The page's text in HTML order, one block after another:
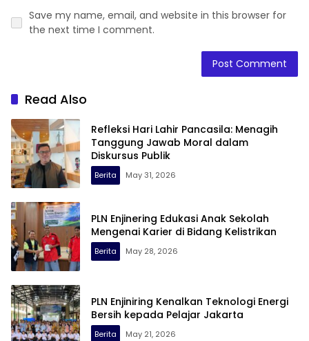
Save my name, email, and website in this browser for
the next time I comment.
Read Also
Refleksi Hari Lahir Pancasila: Menagih
Tanggung Jawab Moral dalam
Diskursus Publik
Berita May 31, 2026
PLN Enjinering Edukasi Anak Sekolah
Mengenai Karier di Bidang Kelistrikan
Berita May 28, 2026
PLN Enjiniring Kenalkan Teknologi Energi
Bersih kepada Pelajar Jakarta
Berita May 21, 2026